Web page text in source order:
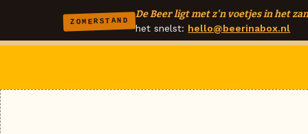
ZOMERSTAND
De Beer ligt met z'n voetjes in het
het snelst: hello@beerinabox.nl